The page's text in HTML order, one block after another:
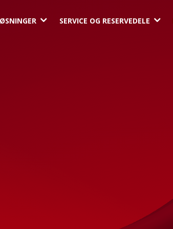
3 SERVICE OG RESERVEDELE 3